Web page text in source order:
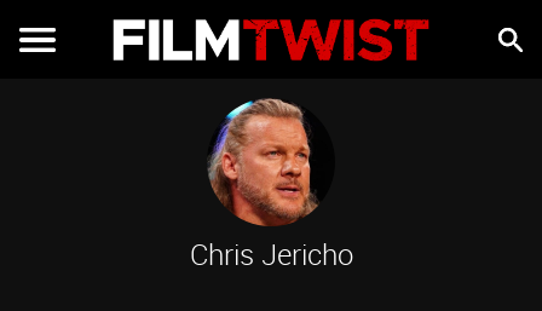
Chris Jericho